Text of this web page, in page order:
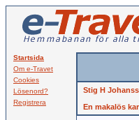
Startsida
Om e-Travet
Cookies
Lösenord?
Registrera
Stig H
En makalös